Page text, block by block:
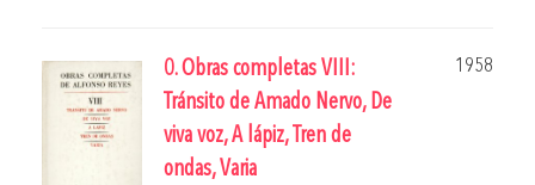
0. Obras completas VIII:
Tránsito de Amado Nervo, De
viva voz, A lápiz, Tren de
ondas, Varia
1958